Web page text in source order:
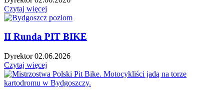
Czytaj więcej
II Runda PIT BIKE
Dyrektor02.06.2026
Czytaj więcej